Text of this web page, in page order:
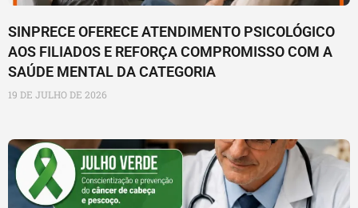
SINPRECE OFERECE ATENDIMENTO PSICOLÓGICO
AOS FILIADOS E REFORÇA COMPROMISSO COM A
SAÚDE MENTAL DA CATEGORIA
19 DE JULHO DE 2026